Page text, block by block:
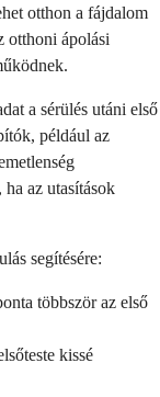
otthon a fájdalom
otthoni ápolási
a sérülés utáni első
például az
ha az utasítások
segítésére:
többször az első
kissé